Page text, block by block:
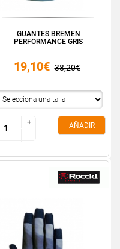
GUANTES BREMEN
PERFORMANCE GRIS
19,10€ 38,20€
+
-
+
-
AÑADIR